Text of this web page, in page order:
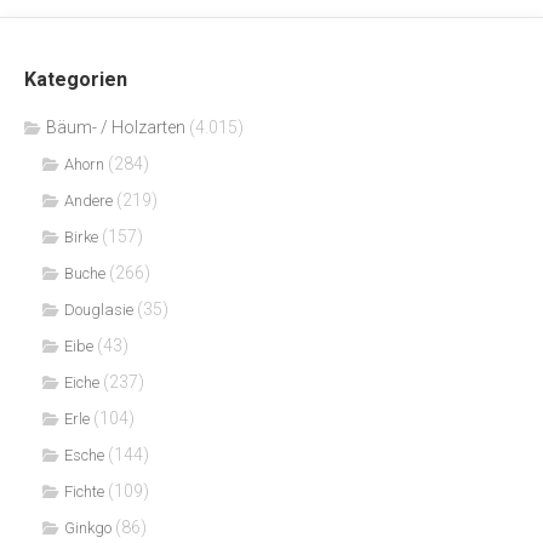
Kategorien
Bäum- / Holzarten (4.015)
Ahorn (284)
Andere (219)
Birke (157)
Buche (266)
Douglasie (35)
Eibe (43)
Eiche (237)
Erle (104)
Esche (144)
Fichte (109)
Ginkgo (86)